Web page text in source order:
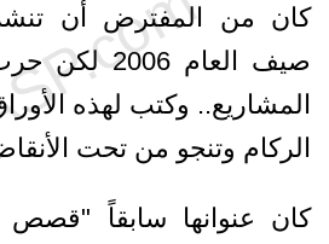
كان من المفترض أن
صيف العام
المشاريع.. وكتب لهذه
الركام وتنجو من تحت
كان عنوانها سابقاً "قصص